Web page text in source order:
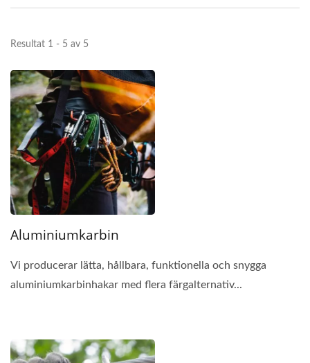
Resultat 1 - 5 av 5
Aluminiumkarbin
Vi producerar lätta, hållbara, funktionella och snygga
aluminiumkarbinhakar med flera färgalternativ...